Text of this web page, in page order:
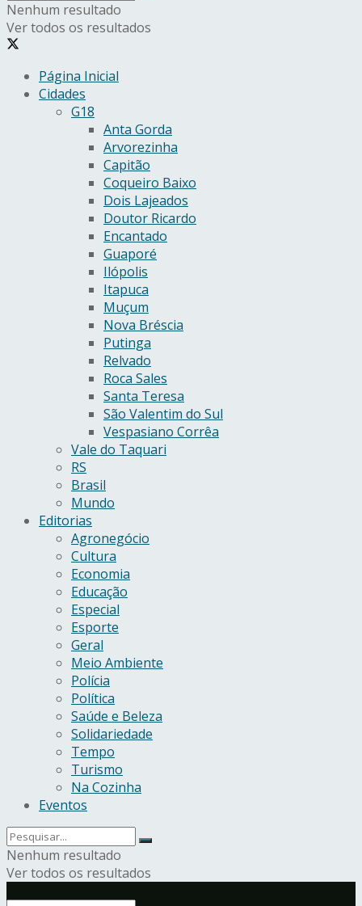
Nenhum resultado
Ver todos os resultados
Página Inicial
Cidades
G18
Anta Gorda
Arvorezinha
Capitão
Coqueiro Baixo
Dois Lajeados
Doutor Ricardo
Encantado
Guaporé
Ilópolis
Itapuca
Muçum
Nova Bréscia
Putinga
Relvado
Roca Sales
Santa Teresa
São Valentim do Sul
Vespasiano Corrêa
Vale do Taquari
RS
Brasil
Mundo
Editorias
Agronegócio
Cultura
Economia
Educação
Especial
Esporte
Geral
Meio Ambiente
Polícia
Política
Saúde e Beleza
Solidariedade
Tempo
Turismo
Na Cozinha
Eventos
Nenhum resultado
Ver todos os resultados